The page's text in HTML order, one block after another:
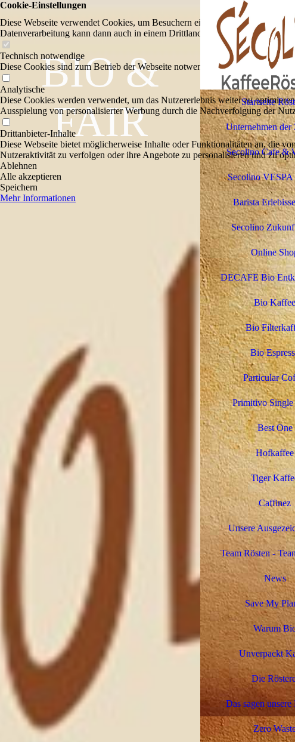
BIO &
FAIR
Startseite
Unternehmen der
Secolino Cafe &
Secolino VESPA
Barista
Secolino
Online
DECAFE Bio
Bio Kaffee
Bio
Bio
Particular
Primitivo
Best One
Hofkaffee
Tiger
Caffinez
Unsere
Team Rösten -
News
Save My
Warum
Unverpackt
Die
Das sagen
Zero
Cookie-Einstellungen
Diese Webseite verwendet Cookies, um Besuchern ein optimales
Datenverarbeitung kann dann auch in einem Drittland erfolgen. Weitere
Technisch notwendige
Diese Cookies sind zum Betrieb der Webseite notwendig, z.B. zum Schutz
Analytische
Diese Cookies werden verwendet, um das Nutzererlebnis weiter zu
Ausspielung von personalisierter Werbung durch die Nachverfolgung der
Drittanbieter-Inhalte
Diese Webseite bietet möglicherweise Inhalte oder Funktionalitäten an, die
Nutzeraktivität zu verfolgen oder ihre Angebote zu personalisieren und zu
Ablehnen
Alle akzeptieren
Speichern
Mehr Informationen